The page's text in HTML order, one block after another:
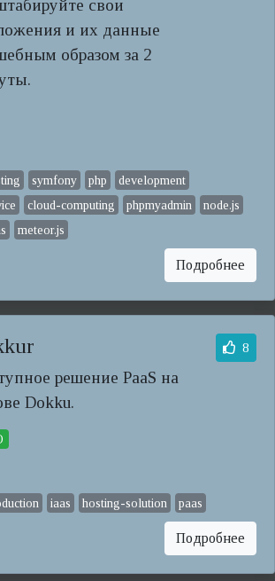
свои
и их данные
образом за 2
symfony php
development
cloud-computing phpmyadmin
node.js
meteor.js
Подробнее
решение PaaS на
Dokku.
8
iaas hosting-solution paas
Подробнее